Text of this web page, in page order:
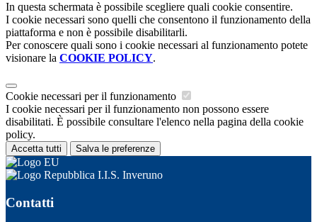
In questa schermata è possibile scegliere quali cookie consentire.
I cookie necessari sono quelli che consentono il funzionamento della
piattaforma e non è possibile disabilitarli.
Per conoscere quali sono i cookie necessari al funzionamento potete
visionare la COOKIE POLICY.
Cookie necessari per il funzionamento
I cookie necessari per il funzionamento non possono essere
disabilitati. È possibile consultare l'elenco nella pagina della cookie
policy.
Accetta tutti Salva le preferenze
I.I.S. Inveruno
Contatti